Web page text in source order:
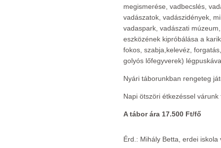
megismerése, vadbecslés,
vadászatok, vadászidények,
vadaspark, vadászati
eszközének kipróbálása a
fokos, szabja,kelevéz,
golyós lőfegyverek)
Nyári táborunkban rengeteg
Napi ötszöri étkezéssel
A tábor ára 17.500 Ft/fő
Érd.: Mihály Betta, erdei